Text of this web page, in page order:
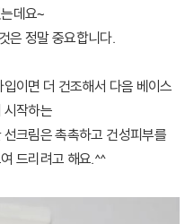
데요~
은 정말 중요합니다.
이면 더 건조해서 다음 베이스
시작하는
크림은 촉촉하고 건성피부를
드리려고 해요.^^